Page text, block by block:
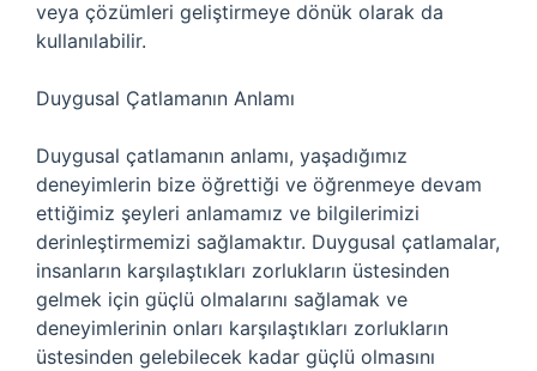
veya çözümleri geliştirmeye dönük olarak da
kullanılabilir.
Duygusal Çatlamanın Anlamı
Duygusal çatlamanın anlamı, yaşadığımız
deneyimlerin bize öğrettiği ve öğrenmeye devam
ettiğimiz şeyleri anlamamız ve bilgilerimizi
derinleştirmemizi sağlamaktır. Duygusal çatlamalar,
insanların karşılaştıkları zorlukların üstesinden
gelmek için güçlü olmalarını sağlamak ve
deneyimlerinin onları karşılaştıkları zorlukların
üstesinden gelebilecek kadar güçlü olmasını